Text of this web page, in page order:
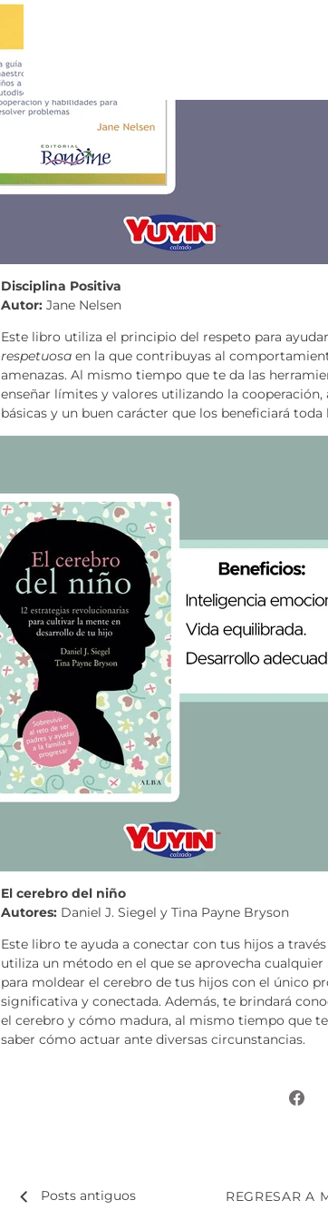
Disciplina Positiva
Autor: Jane Nelsen
Este libro utiliza el principio del respeto para
respetuosa en la que contribuyas al
amenazas. Al mismo tiempo que te da las
enseñar límites y valores utilizando la
básicas y un buen carácter que los beneficiará toda
El cerebro del niño
Autores: Daniel J. Siegel y Tina Payne Bryson
Este libro te ayuda a conectar con tus hijos a
utiliza un método en el que se aprovecha
para moldear el cerebro de tus hijos con el único
significativa y conectada. Además, te brindará
el cerebro y cómo madura, al mismo tiempo que
saber cómo actuar ante diversas circunstancias.
REGRESAR A
Posts antiguos